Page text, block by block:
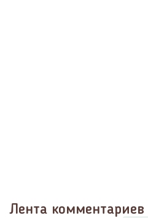
Лента комментариев